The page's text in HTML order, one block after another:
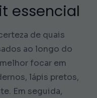
essencial
de quais
ao longo do
focar em
lápis pretos,
Em seguida,